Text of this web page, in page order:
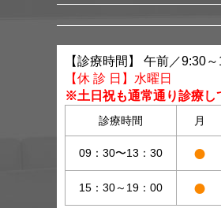
【診療時間】 午前／9:30
【休 診 日】水曜日
※土日祝も通常通り診療し
診療時間 月
09：30〜13：30 ●
15：30～19：00 ●